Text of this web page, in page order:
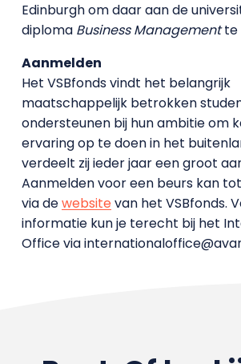
Edinburgh om daar aan de
diploma Business Managementte
Aanmelden
Het VSBfonds vindt het belangrijk
maatschappelijk betrokken
ondersteunen bij hun ambitie om
ervaring op te doen in het
verdeelt zij ieder jaar een groot
Aanmelden voor een beurs kan
via dewebsitevan het VSBfonds.
informatie kun je terecht bij het
Office via